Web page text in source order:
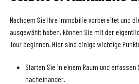
Nachdem Sie Ihre Immobilie vorbereitet und
ausgewählt haben, können Sie mit der
Tour beginnen. Hier sind einige wichtige
Starten Sie in einem Raum und erfassen
nacheinander.